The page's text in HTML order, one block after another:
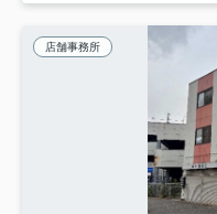
店舗事務所